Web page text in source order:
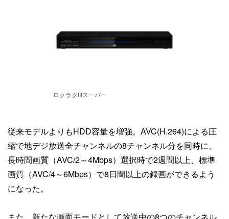
ロクラクIIIスーパー
従来モデルよりもHDD容量を増強。AVC(H.264)による圧
縮で地デジ放送全チャンネルの8チャンネル分を同時に、
長時間画質（AVC/2～4Mbps）選択時で2週間以上、標準
画質（AVC/4～6Mbps）で8日間以上の録画ができるよう
になった。